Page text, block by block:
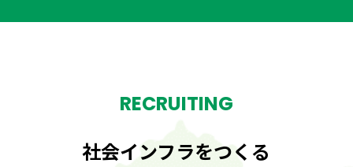
RECRUITING
社会インフラをつくる